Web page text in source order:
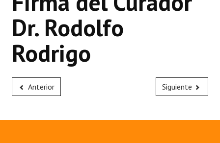
Dr. Rodolfo
Rodrigo
Anterior Siguiente